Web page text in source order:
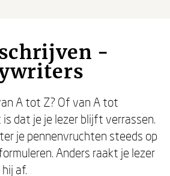
-
A tot Z? Of van A tot
dat je je lezer blijft verrassen.
je pennenvruchten steeds op
Anders raakt je lezer
af.